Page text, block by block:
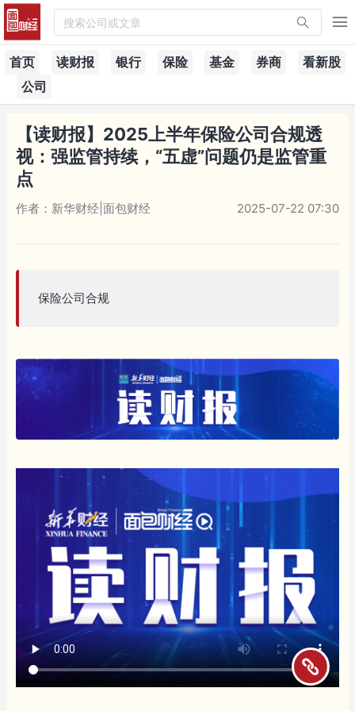
搜索公司或文章
首页 读财报 银行 保险 基金 券商
看新股
公司
【读财报】2025上半年保险公司合规透
视：强监管持续，“五虚”问题仍是监管重
点
作者：新华财经|面包财经 2025-07-22 07:30
保险公司合规